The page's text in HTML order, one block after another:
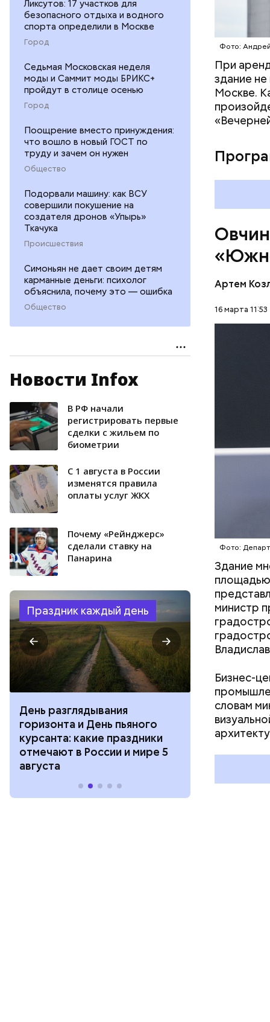
Ликсутов: 17 участков для
безопасного отдыха и водного
спорта определили в Москве
Город
Седьмая Московская неделя
моды и Саммит моды БРИКС+
пройдут в столице осенью
Город
Поощрение вместо принуждения:
что вошло в новый ГОСТ по
труду и зачем он нужен
Общество
Подорвали машину: как ВСУ
совершили покушение на
создателя дронов «Упырь»
Ткачука
Происшествия
Симоньян не дает своим детям
карманные деньги: психолог
объяснила, почему это — ошибка
Общество
Новости Infox
В РФ начали
регистрировать первые
сделки с жильем по
биометрии
С 1 августа в России
изменятся правила
оплаты услуг ЖКХ
Почему «Рейнджерс»
сделали ставку на
Панарина
Праздник каждый день
День разглядывания
горизонта и День пьяного
курсанта: какие праздники
отмечают в России и мире 5
августа
День
День
праздники
и мире 4
Фото:
При
здание
Москве.
Артем
16 марта 11:53
Фото:
Здание
площадью
министр
Бизнес-
словам
—
образуя
будет
приводит
Долгое
Юго-
сейчас
ЮГО-